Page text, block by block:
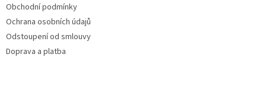
Obchodní podmínky
Ochrana osobních údajů
Odstoupení od smlouvy
Doprava a platba